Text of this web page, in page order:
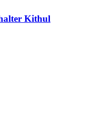
Kithul